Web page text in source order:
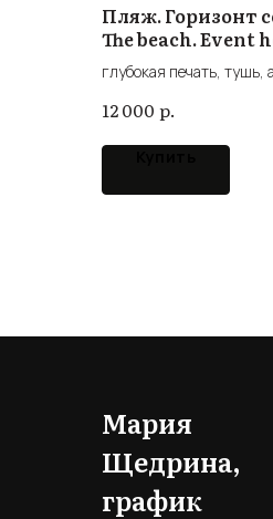
Пляж. Горизонт
The beach. Event
глубокая печать,
12 000 р.
Мария
Щедрина,
график